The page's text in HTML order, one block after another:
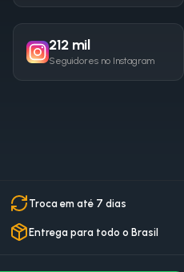
212 mil
Seguidores no Instagram
Troca em até 7 dias
Entrega para todo o Brasil